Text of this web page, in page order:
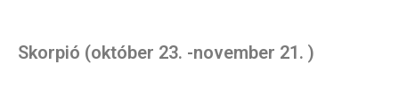
Skorpió (október 23. -november 21. )